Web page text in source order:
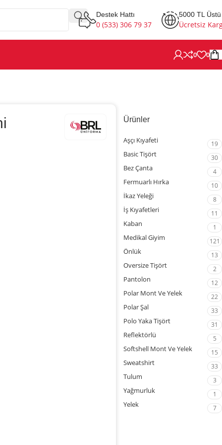
Destek Hattı
0 (533) 306 79 37
5000 TL Üstü
Ücretsiz
0 0
Ürünler
Aşçı Kıyafeti 19
Basic Tişört 30
Bez Çanta 4
Fermuarlı Hırka 10
İkaz Yeleği 8
İş Kıyafetleri 11
Kaban 1
Medikal Giyim 121
Önlük 13
Oversize Tişört 2
Pantolon 12
Polar Mont Ve Yelek 22
Polar Şal 33
Polo Yaka Tişört 31
Reflektörlü 5
Softshell Mont Ve Yelek 15
Sweatshirt 33
Tulum 3
Yağmurluk 1
Yelek 7